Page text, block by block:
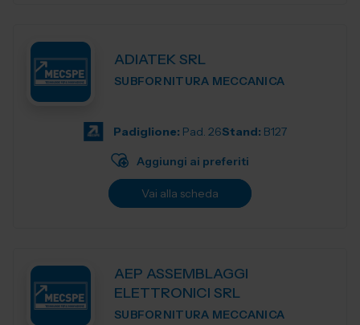
ADIATEK SRL
SUBFORNITURA MECCANICA
Padiglione: Pad. 26Stand: B127
Aggiungi ai preferiti
Vai alla scheda
AEP ASSEMBLAGGI
ELETTRONICI SRL
SUBFORNITURA MECCANICA